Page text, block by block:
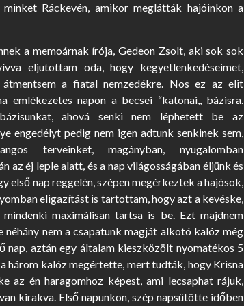
Ráckevén, amikor meglátták hajóinkon a
a memoárnak írója, Gedeon Zsolt, aki sok sok
eljutottam oda, hogy kegyetlenkedéseimet,
a fiatal nemzedékre. Nos ez az elit
emlékezetes napon a becsei “katonai,, bázisra.
ahová senki nem léphetett be az
engedélyt pedig nem igen adtunk senkinek sem,
terveinket, magányban, nyugalomban
éj leple alatt, és a nap világosságában éljünk és
első nap reggelén, szépen megérkeztek a hajósok,
eligazítást is tartottam, hogy azt a kevéske,
maximálisan tartsa is be. Ezt majdnem
néhány nem a csapatunk magját alkotó kalóz még
nap, aztán egy általam kieszközölt nyomatékos 5
három kalóz megértette, mert tudták, hogy Krisna
az én haragomhoz képest, ami lecsaphat rájuk,
kirakva. Első napunkon, szép napsütötte időben